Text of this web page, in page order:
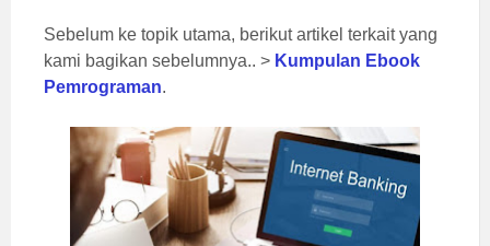
Sebelum ke topik utama, berikut artikel terkait yang
kami bagikan sebelumnya.. > Kumpulan Ebook
Pemrograman.